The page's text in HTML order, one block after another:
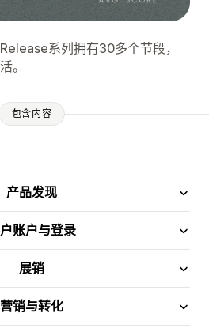
系列拥有30多个节段，
。
包含内容
产品发现
账户与登录
展销
营销与转化